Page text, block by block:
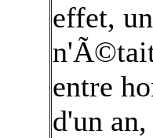
effet,
entre
d'un